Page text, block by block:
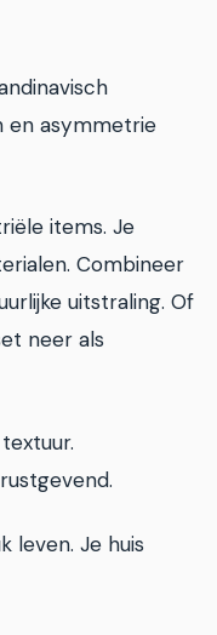
en asymmetrie
items. Je
Combineer
uitstraling. Of
neer als
leven. Je huis